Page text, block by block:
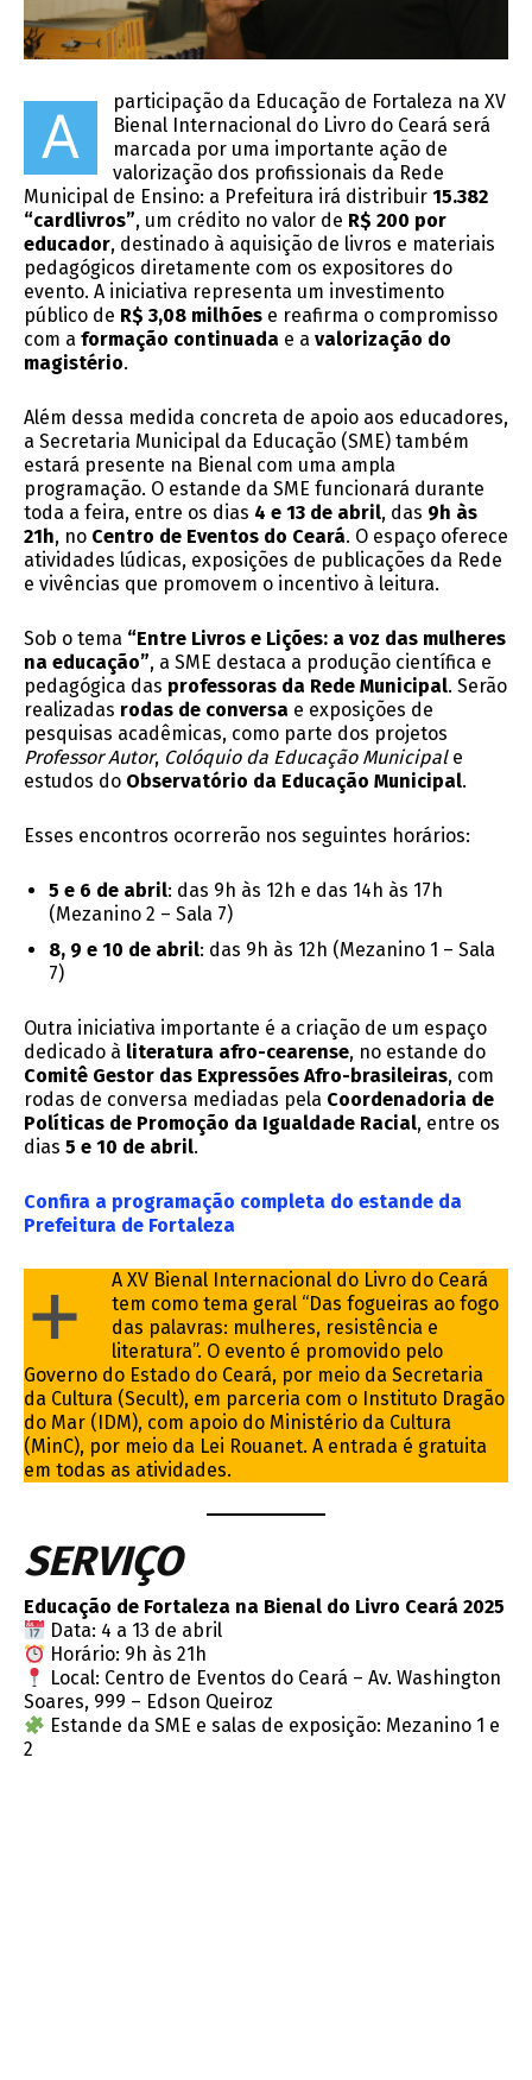
A
participação da Educação de Fortaleza na XV
Bienal Internacional do Livro do Ceará será
marcada por uma importante ação de
valorização dos profissionais da Rede
Municipal de Ensino: a Prefeitura irá distribuir 15.382
“cardlivros”, um crédito no valor de R$ 200 por
educador, destinado à aquisição de livros e materiais
pedagógicos diretamente com os expositores do
evento. A iniciativa representa um investimento
público de R$ 3,08 milhões e reafirma o compromisso
com a formação continuada e a valorização do
magistério.
Além dessa medida concreta de apoio aos educadores,
a Secretaria Municipal da Educação (SME) também
estará presente na Bienal com uma ampla
programação. O estande da SME funcionará durante
toda a feira, entre os dias 4 e 13 de abril, das 9h às
21h, no Centro de Eventos do Ceará. O espaço oferece
atividades lúdicas, exposições de publicações da Rede
e vivências que promovem o incentivo à leitura.
Sob o tema “Entre Livros e Lições: a voz das mulheres
na educação”, a SME destaca a produção científica e
pedagógica das professoras da Rede Municipal. Serão
realizadas rodas de conversa e exposições de
pesquisas acadêmicas, como parte dos projetos
Professor Autor, Colóquio da Educação Municipale
estudos do Observatório da Educação Municipal.
Esses encontros ocorrerão nos seguintes horários:
5 e 6 de abril: das 9h às 12h e das 14h às 17h
(Mezanino 2 – Sala 7)
8, 9 e 10 de abril: das 9h às 12h (Mezanino 1 – Sala
7)
Outra iniciativa importante é a criação de um espaço
dedicado à literatura afro-cearense, no estande do
Comitê Gestor das Expressões Afro-brasileiras, com
rodas de conversa mediadas pela Coordenadoria de
Políticas de Promoção da Igualdade Racial, entre os
dias 5 e 10 de abril.
Confira a programação completa do estande da
Prefeitura de Fortaleza
+
A XV Bienal Internacional do Livro do Ceará
tem como tema geral “Das fogueiras ao fogo
das palavras: mulheres, resistência e
literatura”. O evento é promovido pelo
Governo do Estado do Ceará, por meio da Secretaria
da Cultura (Secult), em parceria com o Instituto Dragão
do Mar (IDM), com apoio do Ministério da Cultura
(MinC), por meio da Lei Rouanet. A entrada é gratuita
em todas as atividades.
SERVIÇO
Educação de Fortaleza na Bienal do Livro Ceará 2025
Data: 4 a 13 de abril
Horário: 9h às 21h
Local: Centro de Eventos do Ceará – Av. Washington
Soares, 999 – Edson Queiroz
Estande da SME e salas de exposição: Mezanino 1 e
2